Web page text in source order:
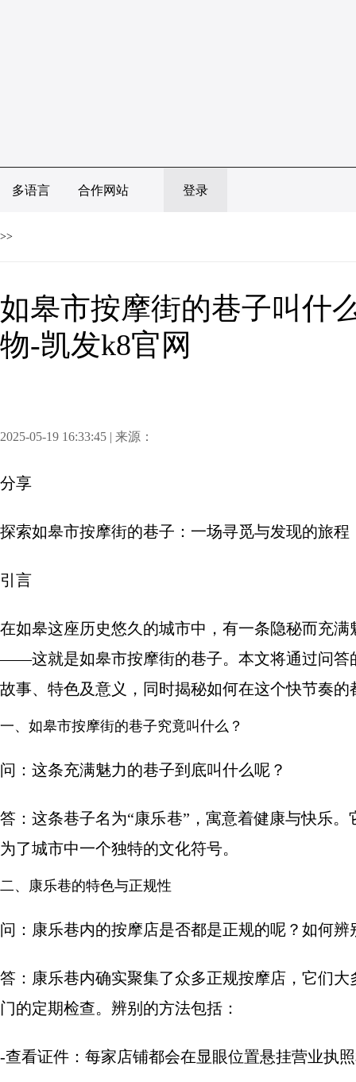
多语言 合作网站 登录
>>
如皋市按摩街的巷子叫什
物-凯发k8官网
2025-05-19 16:33:45 | 来源：
分享
探索如皋市按摩街的巷子：一场寻觅与发现的旅程
引言
在如皋这座历史悠久的城市中，有一条隐秘而充
——这就是如皋市按摩街的巷子。本文将通过问答
故事、特色及意义，同时揭秘如何在这个快节奏
一、如皋市按摩街的巷子究竟叫什么？
问：这条充满魅力的巷子到底叫什么呢？
答：这条巷子名为“康乐巷”，寓意着健康与快乐
为了城市中一个独特的文化符号。
二、康乐巷的特色与正规性
问：康乐巷内的按摩店是否都是正规的呢？如何辨
答：康乐巷内确实聚集了众多正规按摩店，它们
门的定期检查。辨别的方法包括：
-查看证件：每家店铺都会在显眼位置悬挂营业执